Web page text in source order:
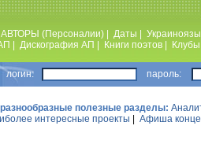
АВТОРЫ (Персоналии) Даты
Дискография АП Книги поэтов
пароль:
полезные разделы:
интересные проекты Афиша